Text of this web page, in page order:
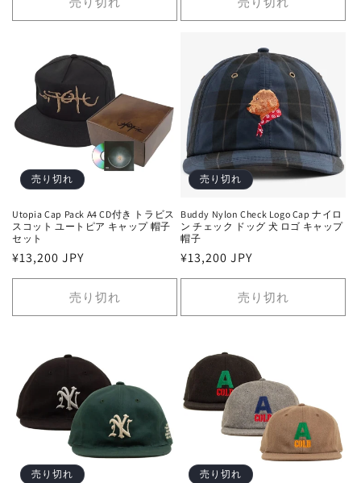
格
売り切れ
Utopia Cap Pack A4 CD付き トラビス
スコット ユートピア キャップ 帽子
セット
通
常
格
¥13,200 JPY
売り切れ
売り切れ
Buddy Nylon Check Logo Cap ナイロ
ン チェック ドッグ 犬 ロゴ キャップ
帽子
通
常
格
¥13,200 JPY
売り切れ
売り切れ 売り切れ